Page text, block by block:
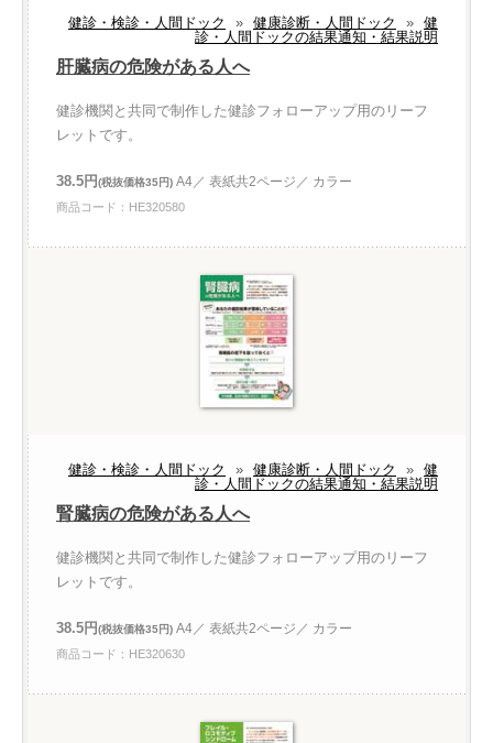
健診・検診・人間ドック » 健康診断・人間ドック » 健
診・人間ドックの結果通知・結果説明
肝臓病の危険がある人へ
健診機関と共同で制作した健診フォローアップ用のリーフ
レットです。
38.5円(税抜価格35円) A4／ 表紙共2ページ／ カラー
商品コード：HE320580
健診・検診・人間ドック » 健康診断・人間ドック » 健
診・人間ドックの結果通知・結果説明
腎臓病の危険がある人へ
健診機関と共同で制作した健診フォローアップ用のリーフ
レットです。
38.5円(税抜価格35円) A4／ 表紙共2ページ／ カラー
商品コード：HE320630